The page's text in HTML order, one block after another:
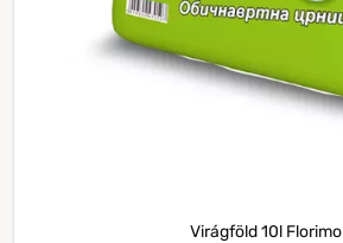
Virágföld 10l Florimo